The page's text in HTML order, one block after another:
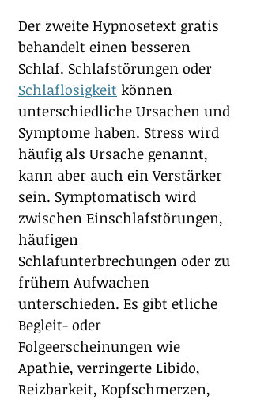
Der zweite Hypnosetext gratis
behandelt einen besseren
Schlaf. Schlafstörungen oder
Schlaflosigkeit können
unterschiedliche Ursachen und
Symptome haben. Stress wird
häufig als Ursache genannt,
kann aber auch ein Verstärker
sein. Symptomatisch wird
zwischen Einschlafstörungen,
häufigen
Schlafunterbrechungen oder zu
frühem Aufwachen
unterschieden. Es gibt etliche
Begleit- oder
Folgeerscheinungen wie
Apathie, verringerte Libido,
Reizbarkeit, Kopfschmerzen,